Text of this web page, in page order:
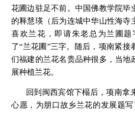
花圃边驻足不前。中国佛教学院毕
的释慧瑛（后为连城中华山性海寺
喜欢兰花，即请朱老总为兰圃
了“兰花圃”三字。随后，项南紧接
们福建的兰花名贵品种很多，当地
展种植兰花。
回到闽西宾馆下榻后，项南拿
心愿，为朋口故乡兰花的发展题